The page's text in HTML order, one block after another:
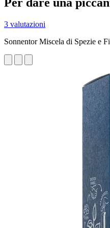
3 valutazioni
Sonnentor Miscela di Spezie e